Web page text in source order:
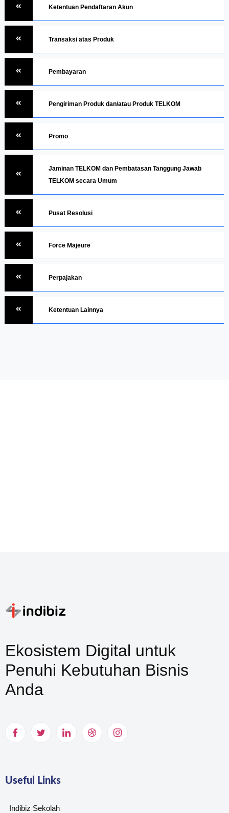
Ketentuan Pendaftaran Akun
Transaksi atas Produk
Pembayaran
Pengiriman Produk dan/atau Produk TELKOM
Promo
Jaminan TELKOM dan Pembatasan Tanggung Jawab
TELKOM secara Umum
Pusat Resolusi
Force Majeure
Perpajakan
Ketentuan Lainnya
Ekosistem Digital untuk
Penuhi Kebutuhan Bisnis
Anda
Useful Links
Indibiz Sekolah